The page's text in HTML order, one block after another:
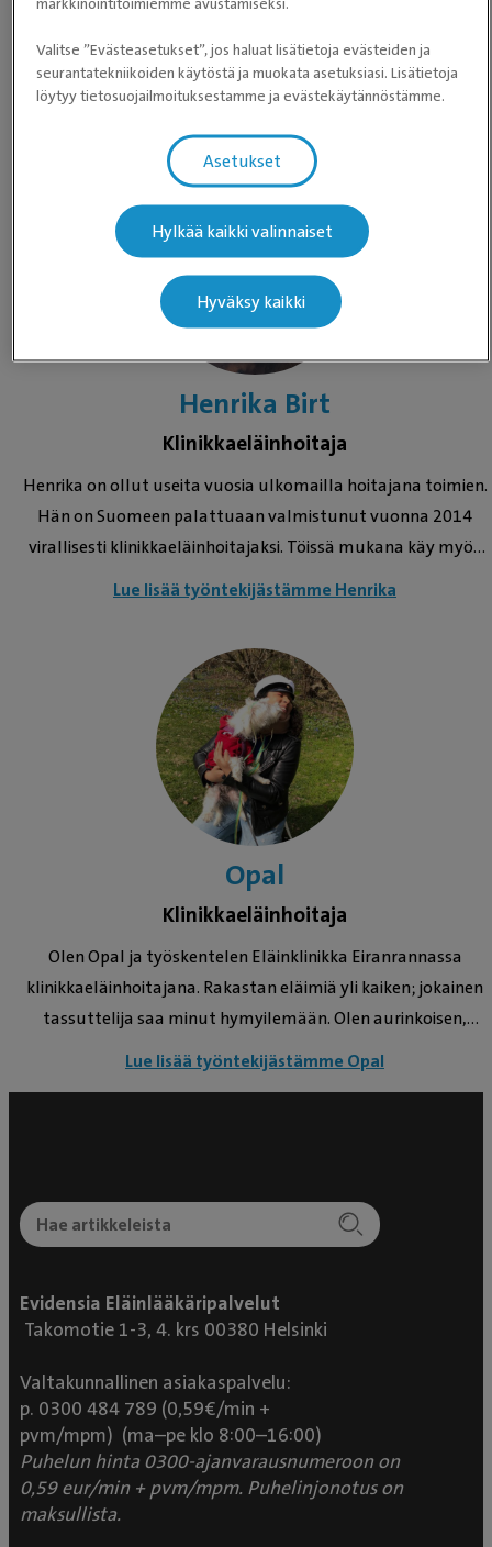
Olen eläinlääketieteen opiskelija. Vapaa-aikani menee
koiraharrastusten ja rugbyn parissa. Minulla on bordercollie
ja chihuahua.
Henrika Birt
Klinikkaeläinhoitaja
Henrika on ollut useita vuosia ulkomailla hoitajana toimien.
Hän on Suomeen palattuaan valmistunut vuonna 2014
virallisesti klinikkaeläinhoitajaksi. Töissä mukana käy myös
Lue lisää työntekijästämme Henrika
Opal
Klinikkaeläinhoitaja
Olen Opal ja työskentelen Eläinklinikka Eiranrannassa
klinikkaeläinhoitajana. Rakastan eläimiä yli kaiken; jokainen
tassuttelija saa minut hymyilemään. Olen aurinkoisen,
niin tiimiin kuin asiakkaisiinkin. Työpäiväni ovat täynnä
olonsa tervetulleeksi ja turvalliseksi.
Lue lisää työntekijästämme Opal
Evidensia Eläinlääkäripalvelut
Takomotie 1-3, 4. krs 00380 Helsinki
Valtakunnallinen asiakaspalvelu:
p. 0300 484 789 (0,59€/min +
pvm/mpm) (ma–pe klo 8:00–16:00)
Puhelun hinta 0300-ajanvarausnumeroon on
0,59 eur/min + pvm/mpm. Puhelinjonotus on
maksullista.
Valitse ”Evästeasetukset”, jos haluat lisätietoja evästeiden ja
seurantatekniikoiden käytöstä ja muokata asetuksiasi. Lisätietoja
löytyy tietosuojailmoituksestamme ja evästekäytännöstämme.
Asetukset
Hylkää kaikki valinnaiset
Hyväksy kaikki